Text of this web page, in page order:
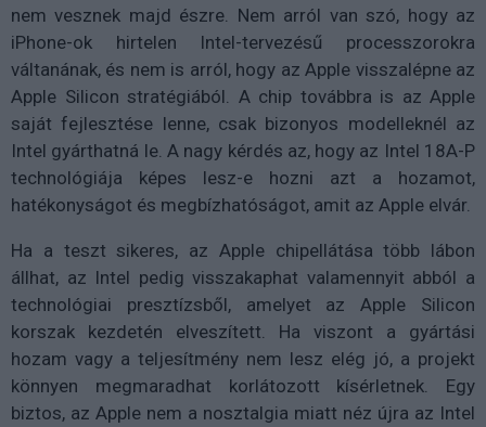
nem vesznek majd észre. Nem arról van szó, hogy az
iPhone-ok hirtelen Intel-tervezésű processzorokra
váltanának, és nem is arról, hogy az Apple visszalépne az
Apple Silicon stratégiából. A chip továbbra is az Apple
saját fejlesztése lenne, csak bizonyos modelleknél az
Intel gyárthatná le. A nagy kérdés az, hogy az Intel 18A-P
technológiája képes lesz-e hozni azt a hozamot,
hatékonyságot és megbízhatóságot, amit az Apple elvár.
Ha a teszt sikeres, az Apple chipellátása több lábon
állhat, az Intel pedig visszakaphat valamennyit abból a
technológiai presztízsből, amelyet az Apple Silicon
korszak kezdetén elveszített. Ha viszont a gyártási
hozam vagy a teljesítmény nem lesz elég jó, a projekt
könnyen megmaradhat korlátozott kísérletnek. Egy
biztos, az Apple nem a nosztalgia miatt néz újra az Intel